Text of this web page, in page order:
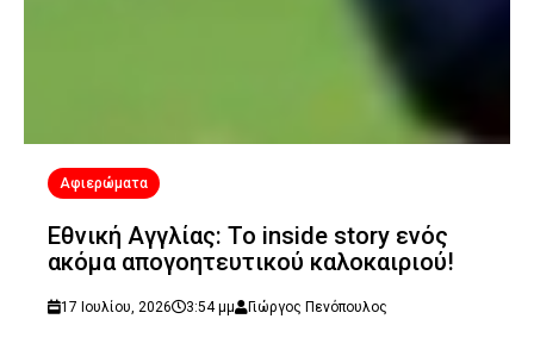
Αφιερώματα
Εθνική Αγγλίας: Το inside story ενός
ακόμα απογοητευτικού καλοκαιριού!
17 Ιουλίου, 2026 3:54 μμ Γιώργος Πενόπουλος